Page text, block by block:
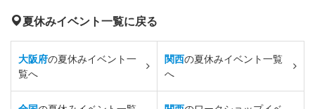
夏休みイベント一覧に戻る
大阪府の夏休みイベント一
覧へ
関西の夏休みイベント一覧
へ